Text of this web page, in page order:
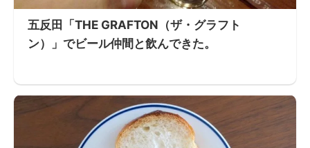
五反田「THE GRAFTON（ザ・グラフト
ン）」でビール仲間と飲んできた。